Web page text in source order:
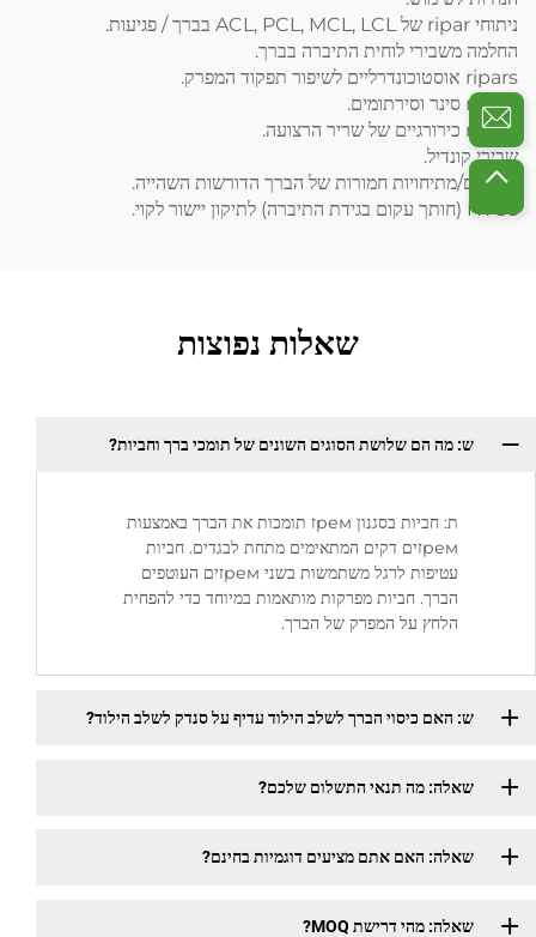
ניתוחי ripar של ACL, PCL, MCL, LCL בברך / פגיעות.
החלמה משבירי לוחית התיברה בברך.
ripars אוסטוכונדרליים לשיפור תפקוד המפרק.
ripars סינר וסירתומים.
ripars כירורגיים של שריר הרצועה.
שבירי קונדיל.
פיבורים/מתיחויות חמורות של הברך הדורשות השהייה.
HTOs (חותך עקום בגידת התיברה) לתיקון יישור לקוי.
שאלות נפוצות
ש: מה הם שלושת הסוגים השונים של תומכי ברך וחביות?
ת: חביות בסגנון ремז תומכות את הברך באמצעות
ремזים דקים המתאימים מתחת לבגדים. חביות
עטיפות לרגל משתמשות בשני ремזים העוטפים
הברך. חביות מפרקות מותאמות במיוחד כדי להפחית
הלחץ על המפרק של הברך.
ש: האם כיסוי הברך לשלב הילוד עדיף על סנדק לשלב הילוד?
שאלה: מה תנאי התשלום שלכם?
שאלה: האם אתם מציעים דוגמיות בחינם?
שאלה: מהי דרישת MOQ?